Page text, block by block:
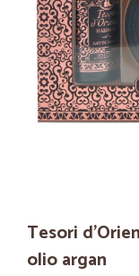
Tesori
olio argan